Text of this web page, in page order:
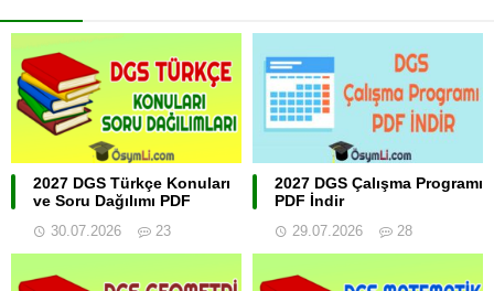
2027 DGS Türkçe Konuları
ve Soru Dağılımı PDF
30.07.2026 23
2027 DGS Çalışma Programı
PDF İndir
29.07.2026 28